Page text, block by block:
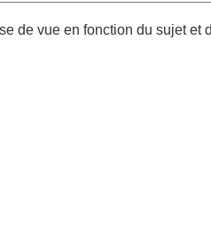
de vue en fonction du sujet et